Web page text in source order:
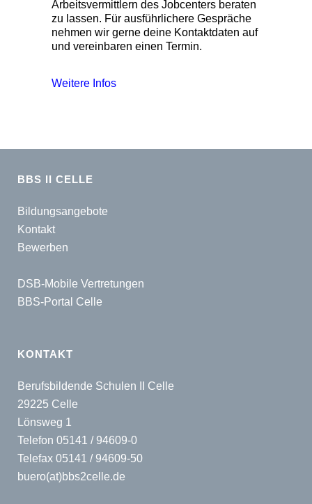
Arbeitsvermittlern des Jobcenters beraten
zu lassen. Für ausführlichere Gespräche
nehmen wir gerne deine Kontaktdaten auf
und vereinbaren einen Termin.
Weitere Infos
BBS II CELLE
Bildungsangebote
Kontakt
Bewerben
DSB-Mobile Vertretungen
BBS-Portal Celle
KONTAKT
Berufsbildende Schulen II Celle
29225 Celle
Lönsweg 1
Telefon 05141 / 94609-0
Telefax 05141 / 94609-50
buero(at)bbs2celle.de